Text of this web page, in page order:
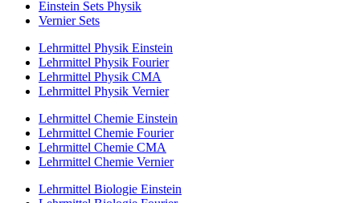
Einstein Sets Physik
Vernier Sets
Lehrmittel Physik Einstein
Lehrmittel Physik Fourier
Lehrmittel Physik CMA
Lehrmittel Physik Vernier
Lehrmittel Chemie Einstein
Lehrmittel Chemie Fourier
Lehrmittel Chemie CMA
Lehrmittel Chemie Vernier
Lehrmittel Biologie Einstein